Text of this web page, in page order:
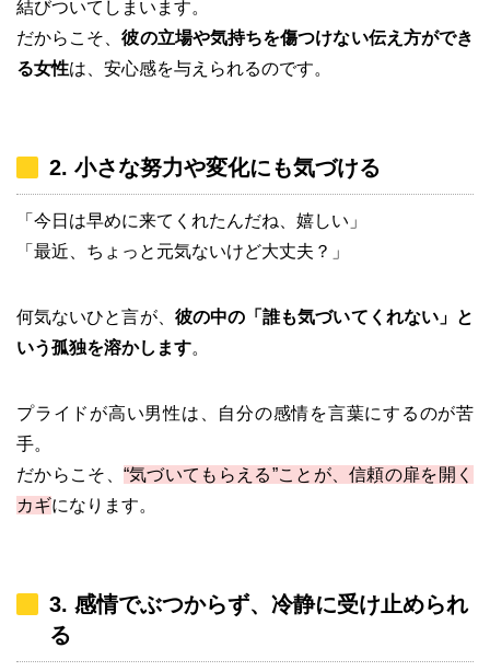
結びついてしまいます。
だからこそ、彼の立場や気持ちを傷つけない伝え方ができ
る女性は、安心感を与えられるのです。
2. 小さな努力や変化にも気づける
「今日は早めに来てくれたんだね、嬉しい」
「最近、ちょっと元気ないけど大丈夫？」
何気ないひと言が、 彼の中の「誰も気づいてくれない」と
いう孤独を溶かします。
プライドが高い男性は、自分の感情を言葉にするのが苦
手。
だからこそ、 “気づいてもらえる”ことが、信頼の扉を開く
カギになります。
3. 感情でぶつからず、冷静に受け止められ
る